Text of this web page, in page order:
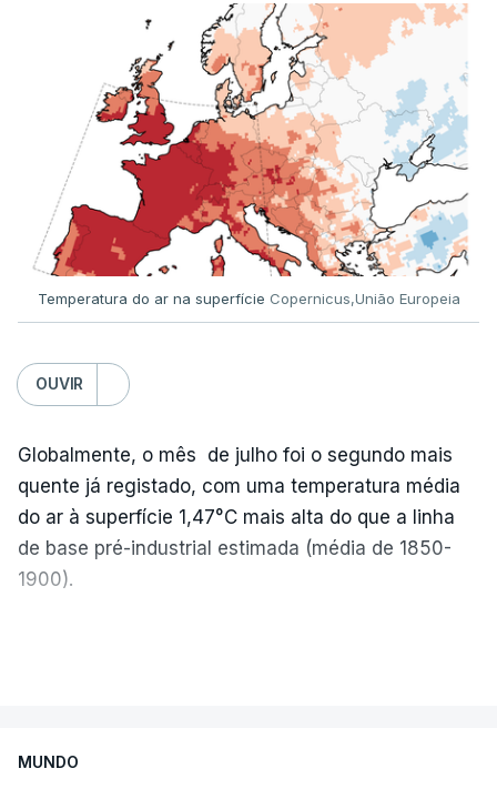
ESTE CONTEÚDO ESTÁ NESTE
MOMENTO INDISPONÍVEL
Já a norte, na Escola Secundária de Rio Tinto, uma
outra equipa de reportagem confirmou quehá
mais de 100 pedidos de reapreciação de notas
que aguardam a divulgação.
Os resultados chegaram a ser enviados à escola
concretamente à 0h47, no entanto, ao início da
manhã a afixação ainda não tinha sido feita.
ERRO100
ERROR ON HTML5 MEDIA ELEMENT
explicou à RTP que se encontrava desde as 7h00
Temperatura do ar na superfície Copernicus,União Europeia
OUVIR
Globalmente, o mês de julho foi o segundo mais
quente já registado, com uma temperatura média
do ar à superfície 1,47°C mais alta do que a linha
de base pré-industrial estimada (média de 1850-
1900).
excecional de calor extremo neste verão.
MUNDO